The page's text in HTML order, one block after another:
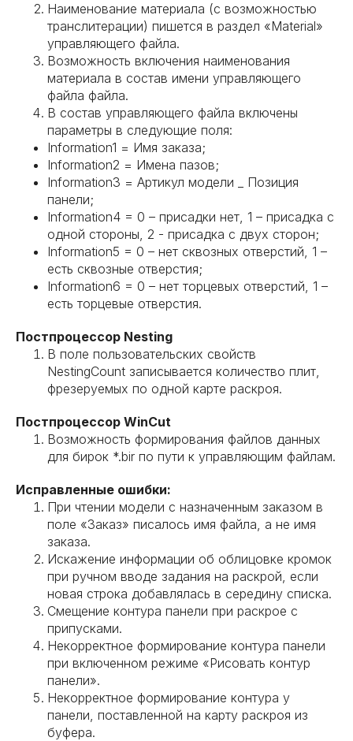
Наименование материала (с возможностью
транслитерации) пишется в раздел «Material»
управляющего файла.
Возможность включения наименования
материала в состав имени управляющего
файла файла.
В состав управляющего файла включены
параметры в следующие поля:
Information1 = Имя заказа;
Information2 = Имена пазов;
Information3 = Артикул модели _ Позиция
панели;
Information4 = 0 – присадки нет, 1 – присадка с
одной стороны, 2 - присадка с двух сторон;
Information5 = 0 – нет сквозных отверстий, 1 –
есть сквозные отверстия;
Information6 = 0 – нет торцевых отверстий, 1 –
есть торцевые отверстия.
Постпроцессор Nesting
В поле пользовательских свойств
NestingCount записывается количество плит,
фрезеруемых по одной карте раскроя.
Постпроцессор WinCut
Возможность формирования файлов данных
для бирок *.bir по пути к управляющим файлам.
Исправленные ошибки:
При чтении модели с назначенным заказом в
поле «Заказ» писалось имя файла, а не имя
заказа.
Искажение информации об облицовке кромок
при ручном вводе задания на раскрой, если
новая строка добавлялась в середину списка.
Смещение контура панели при раскрое с
припусками.
Некорректное формирование контура панели
при включенном режиме «Рисовать контур
панели».
Некорректное формирование контура у
панели, поставленной на карту раскроя из
буфера.